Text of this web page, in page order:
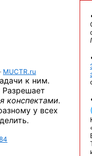
MUCTR.ru
к ним.
конспектами.
у всех